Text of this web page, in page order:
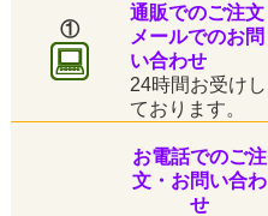
①
通販でのご注文
メールでのお問
い合わせ
24時間お受けし
ております。
お電話でのご注
文・お問い合わ
せ